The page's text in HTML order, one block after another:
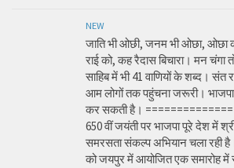
NEW
जाति भी ओछी, जनम भी ओछा, ओछा
राई को, कह रैदास बिचारा। मन चंगा
साहिब में भी 41 वाणियों के शब्द। संत
आम लोगों तक पहुंचना जरूरी।
कर सकती है।
650 वीं जयंती पर भाजपा पूरे देश में
समरसता संकल्प अभियान चला रही
को जयपुर में आयोजित एक समारोह में